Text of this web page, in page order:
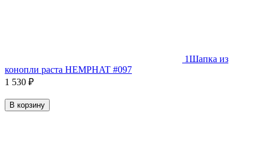
1Шапка из
конопли раста HEMPHAT #097
1 530 ₽
В корзину